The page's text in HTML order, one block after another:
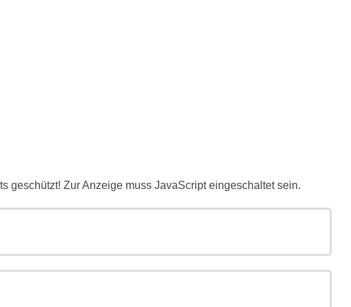
geschützt! Zur Anzeige muss JavaScript eingeschaltet sein.